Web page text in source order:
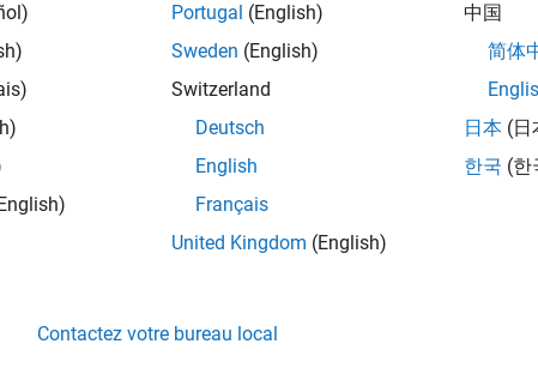
Engineer
Quality Engineer
de la qualité | Expérimenté(e)
C/C++ development skills to design and develop test
suites, Hands-on testing for Polyspace.
Rejoignez
Recevez des alertes
personnalisées,
Portugal (English)
Sweden (English)
Switzerland
Deutsch
English
Français
United Kingdom (English)
中国
简体
日本 (日
한국 (한
Contactez votre bureau local